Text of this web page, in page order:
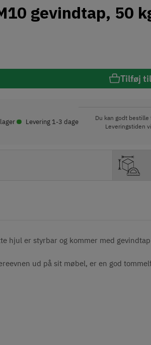
hjul er styrbar og kommer med
ud på sit møbel, er en god
gevindtap, 50
Tilføj
• Levering 1-3 dage
Du kan godt bestille
Leveringstiden